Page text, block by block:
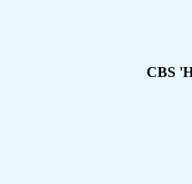
CBS